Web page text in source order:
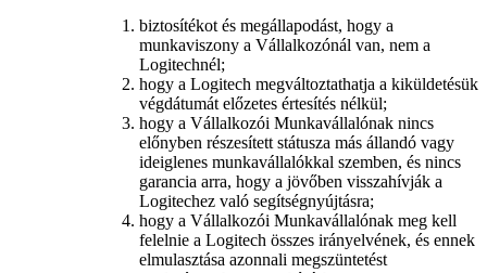
biztosítékot és megállapodást, hogy a
munkaviszony a Vállalkozónál van, nem a
Logitechnél;
hogy a Logitech megváltoztathatja a kiküldetésük
végdátumát előzetes értesítés nélkül;
hogy a Vállalkozói Munkavállalónak nincs
előnyben részesített státusza más állandó vagy
ideiglenes munkavállalókkal szemben, és nincs
garancia arra, hogy a jövőben visszahívják a
Logitechez való segítségnyújtásra;
hogy a Vállalkozói Munkavállalónak meg kell
felelnie a Logitech összes irányelvének, és ennek
elmulasztása azonnali megszüntetést